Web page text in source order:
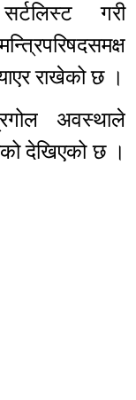
गरी
राखेको छ ।
अवस्थाले
देखिएको छ ।